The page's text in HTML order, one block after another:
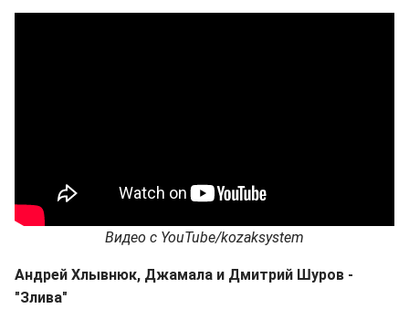
Видео с YouTube/kozaksystem
Андрей Хлывнюк, Джамала и Дмитрий Шуров -
"Злива"